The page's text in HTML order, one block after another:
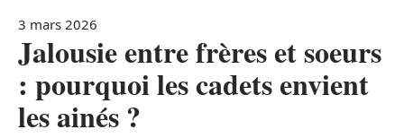
3 mars 2026
Jalousie entre frères et soeurs
: pourquoi les cadets envient
les ainés ?